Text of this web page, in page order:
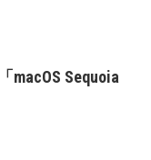
Sequoia